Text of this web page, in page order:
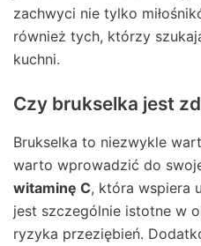
zachwyci nie tylko
również tych, którzy
kuchni.
Czy brukselka jest
Brukselka to niezwykle
warto wprowadzić do
witaminę C, która wspiera
jest szczególnie istotne w
ryzyka przeziębień.